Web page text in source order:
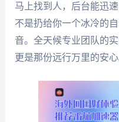
马上找到人，后台能迅
不是扔给你一个冰冷的
音。全天候专业团队的
更是那份远行万里的安心